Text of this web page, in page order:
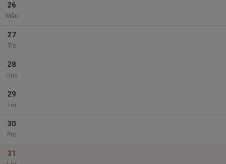
26
Mån
27
Tis
28
Ons
29
Tor
30
Fre
31